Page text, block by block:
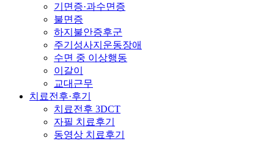
기면증·과수면증
불면증
하지불안증후군
주기성사지운동장애
수면 중 이상행동
이갈이
교대근무
치료전후·후기
치료전후 3DCT
자필 치료후기
동영상 치료후기